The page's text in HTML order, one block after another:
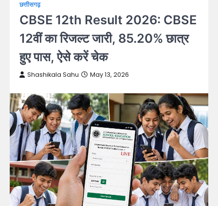
छत्तीसगढ़
CBSE 12th Result 2026: CBSE
12वीं का रिजल्ट जारी, 85.20% छात्र
हुए पास, ऐसे करें चेक
Shashikala Sahu May 13, 2026